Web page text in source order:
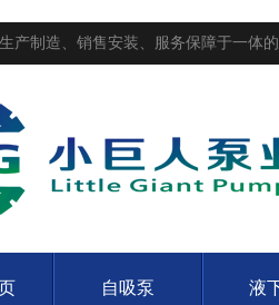
产制造、销售安装、服务保障于一体
自吸泵 液